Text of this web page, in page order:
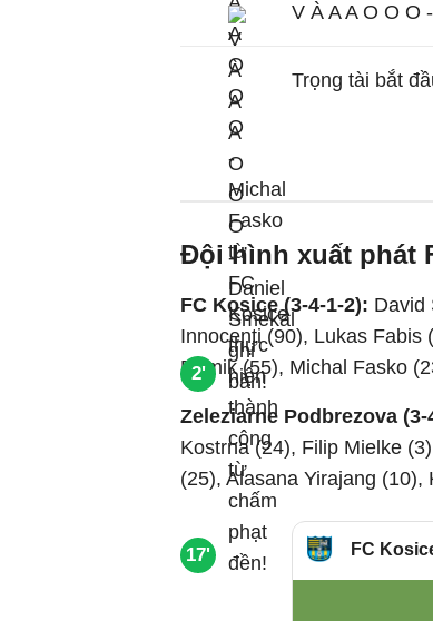
17'
2'
V À A A O O O
Trọng tài bắt
Đội hình xuất phát
FC Kosice (3-4-1-2): David
Innocenti (90), Lukas Fabis
Domik (55), Michal Fasko
Zeleziarne Podbrezova (3-
Kostrna (24), Filip Mielke
(25), Alasana Yirajang
FC